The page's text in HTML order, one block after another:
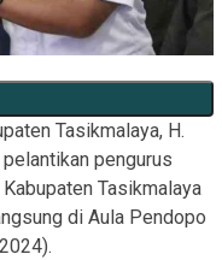
Tasikmalaya, H.
pengurus
Tasikmalaya
di Aula Pendopo